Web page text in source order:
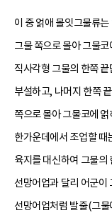
이 중 얽애 몰잇그물류는
그물 쪽으로 몰아 그물
직사각형 그물의 한쪽
부설하고, 나머지 한쪽
쪽으로 몰아 그물코에
한가운데에서 조업할 때
육지를 대신하여 그물의
선망어업과 달리 어군이
선망어업처럼 발줄(그물